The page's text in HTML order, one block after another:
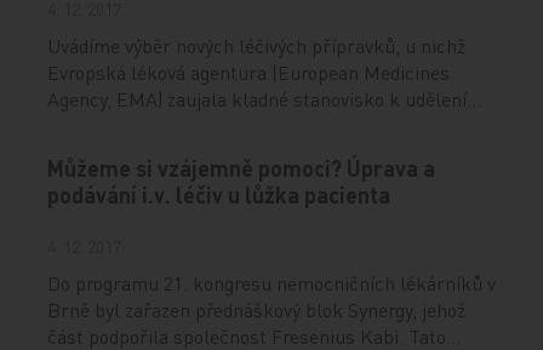
Uvádíme výběr nových léčivých přípravků, u nichž
Evropská léková agentura (European Medicines
Agency, EMA) zaujala kladné stanovisko k udělení…
Můžeme si vzájemně pomoci? Úprava a
podávání i.v. léčiv u lůžka pacienta
Do programu 21. kongresu nemocničních lékárníků v
Brně byl zařazen přednáškový blok Synergy, jehož
část podpořila společnost Fresenius Kabi. Tato…